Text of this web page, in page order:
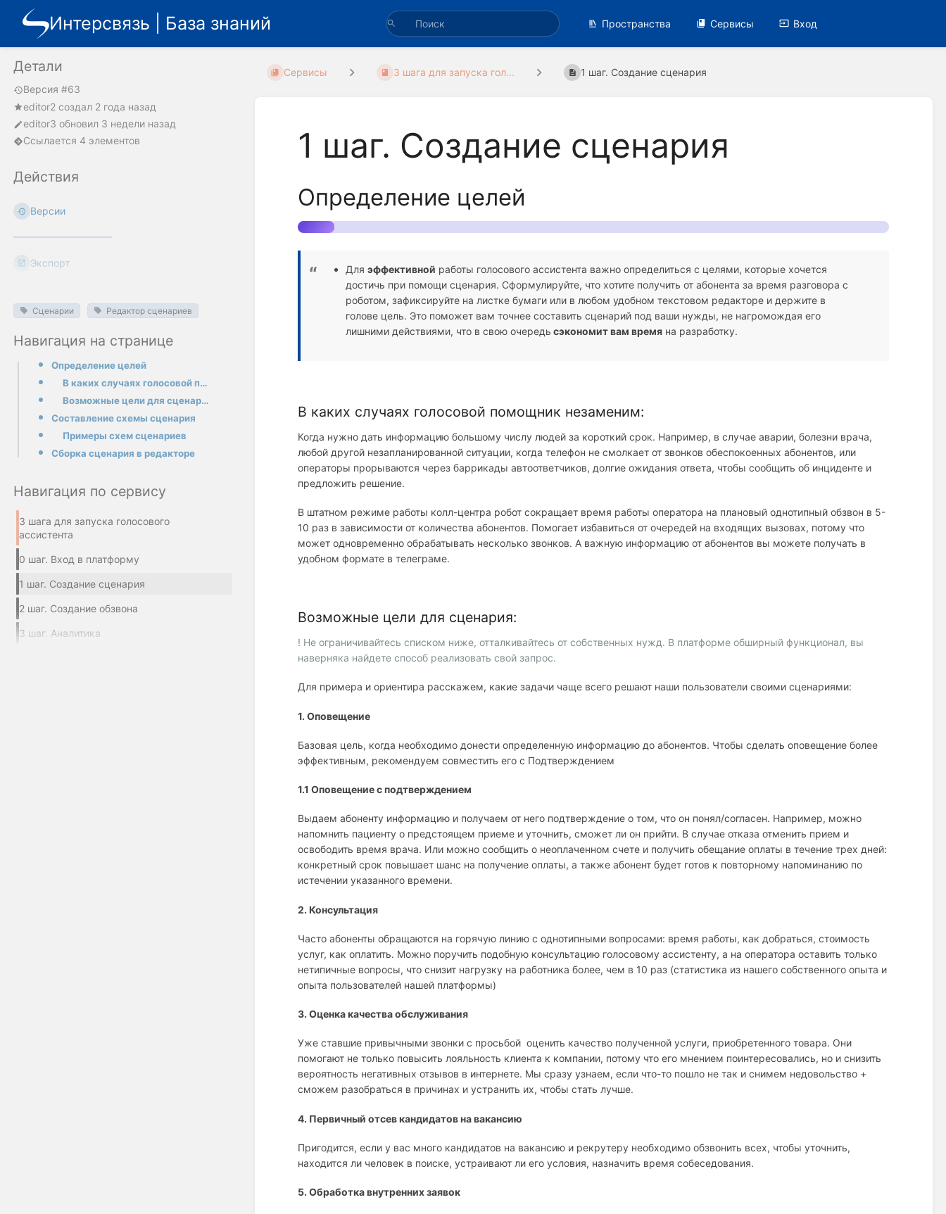
Интерсвязь | База знаний Пространства Сервисы Вход
Детали
Версия #63
editor2 создал 2 года назад
editor3 обновил 3 недели назад
Ссылается 4 элементов
Действия
Версии
Экспорт
Сценарии Редактор сценариев
Навигация на странице
Определение целей
В каких случаях голосовой помощник незаменим:
Возможные цели для сценария:
Составление схемы сценария
Примеры схем сценариев
Сборка сценария в редакторе
Навигация по сервису
3 шага для запуска голосового
ассистента
0 шаг. Вход в платформу
1 шаг. Созда ние сценария
2 шаг. Создание обзвона
3 шаг. Аналитика
Сервисы 3 шага для запуска гол... 1 шаг. Созда ние сценария
1 шаг. Созда ние сценария
Определение целей
Дляэффективной работы голосового ассистента важно определиться с целями, которые хочется
достичь при помощи сценария. Сформулируйте, что хотите получить от абонента за время разговора с
роботом, зафиксируйте на листке бумаги или в любом удобном текстовом редакторе и держите в
голове цель. Это поможет вам точнее составить сценарий под ваши нужды, не нагромождая его
лишними действиями, что в свою очередь сэкономит вам время на разработку.
В каких случаях голосовой помощник незаменим:
Когда нужно дать информацию большому числу людей за короткий срок. Например, в случае аварии, болезни врача,
любой другой незапланированной ситуации, когда телефон не смолкает от звонков обеспокоенных абонентов, или
операторы прорываются через баррикады автоответчиков, долгие ожидания ответа, чтобы сообщить об инциденте и
предложить решение.
В штатном режиме работы колл-центра робот сокращает время работы оператора на плановый однотипный обзвон в 5-
10 раз в зависимости от количества абонентов. Помогает избавиться от очередей на входящих вызовах, потому что
может одновременно обрабатывать несколько звонков. А важную информацию от абонентов вы можете получать в
удобном формате в телеграме.
Возможные цели для сценария:
! Не ограничивайтесь списком ниже, отталкивайтесь от собственных нужд. В платформе обширный функционал, вы
наверняка найдете способ реализовать свой запрос.
Для примера и ориентира расскажем, какие задачи чаще всего решают наши пользователи своими сценариями:
1. Оповещение
Базовая цель, когда необходимо донести определенную информацию до абонентов. Чтобы сделать оповещение более
эффективным, рекомендуем совместить его с Подтверждением
1.1 Оповещение с подтверждением
Выдаем абоненту информацию и получаем от него подтверждение о том, что он понял/согласен. Например, можно
напомнить пациенту о предстоящем приеме и уточнить, сможет ли он прийти. В случае отказа отменить прием и
освободить время врача. Или можно сообщить о неоплаченном счете и получить обещание оплаты в течение трех дней:
конкретный срок повышает шанс на получение оплаты, а также абонент будет готов к повторному напоминанию по
истечении указанного времени.
2. Консультация
Часто абоненты обращаются на горячую линию с однотипными вопросами: время работы, как добраться, стоимость
услуг, как оплатить. Можно поручить подобную консультацию голосовому ассистенту, а на оператора оставить только
нетипичные вопросы, что снизит нагрузку на работника более, чем в 10 раз (статистика из нашего собственного опыта и
опыта пользователей нашей платформы)
3. Оценка качества обслуживания
Уже ставшие привычными звонки с просьбой оценить качество полученной услуги, приобретенного товара. Они
помогают не только повысить лояльность клиента к компании, потому что его мнением поинтересовались, но и снизить
вероятность негативных отзывов в интернете. Мы сразу узнаем, если что-то пошло не так и снимем недовольство +
сможем разобраться в причинах и устранить их, чтобы стать лучше.
4. Первичный отсев кандидатов на вакансию
Пригодится, если у вас много кандидатов на вакансию и рекрутеру необходимо обзвонить всех, чтобы уточнить,
находится ли человек в поиске, устраивают ли его условия, назначить время собеседования.
5. Обработка внутренних заявок